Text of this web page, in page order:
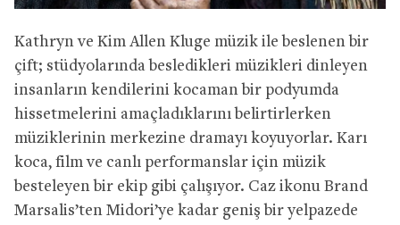
Kathryn ve Kim Allen Kluge müzik ile beslenen bir
çift; stüdyolarında besledikleri müzikleri dinleyen
insanların kendilerini kocaman bir podyumda
hissetmelerini amaçladıklarını belirtirlerken
müziklerinin merkezine dramayı koyuyorlar. Karı
koca, film ve canlı performanslar için müzik
besteleyen bir ekip gibi çalışıyor. Caz ikonu Brand
Marsalis’ten Midori’ye kadar geniş bir yelpazede